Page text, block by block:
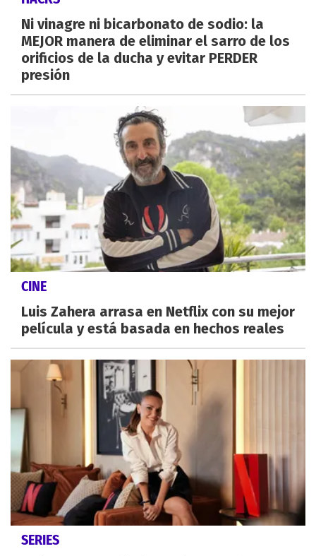
Ni vinagre ni bicarbonato de sodio: la
MEJOR manera de eliminar el sarro de los
orificios de la ducha y evitar PERDER
presión
CINE
Luis Zahera arrasa en Netflix con su mejor
película y está basada en hechos reales
SERIES